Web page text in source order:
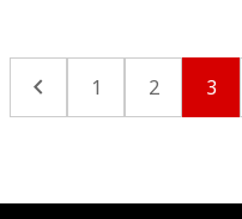
chevron_left 1 2 3